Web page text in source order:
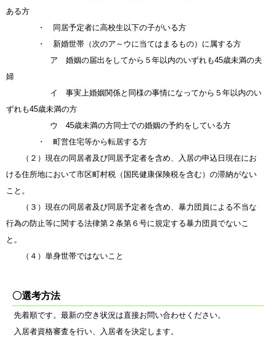
ある方
・ 同居予定者に高校生以下の子がいる方
・ 新婚世帯（次のア～ウに当てはまるもの）に属する方
ア 婚姻の届出をしてから５年以内のいずれも45歳未満の夫
婦
イ 事実上婚姻関係と同様の事情になってから５年以内のい
ずれも45歳未満の方
ウ 45歳未満の方同士での婚姻の予約をしている方
・ 町営住宅等から転居する方
（２）現在の同居者及び同居予定者を含め、入居の申込日現在にお
ける住所地において市区町村税（国民健康保険税を含む）の滞納がない
こと。
（３）現在の同居者及び同居予定者を含め、暴力団員による不当な
行為の防止等に関する法律第２条第６号に規定する暴力団員でないこ
と。
（４）単身世帯ではないこと
〇選考方法
先着順です。最新の空き状況は直接お問い合わせください。
入居者資格審査を行い、入居者を決定します。